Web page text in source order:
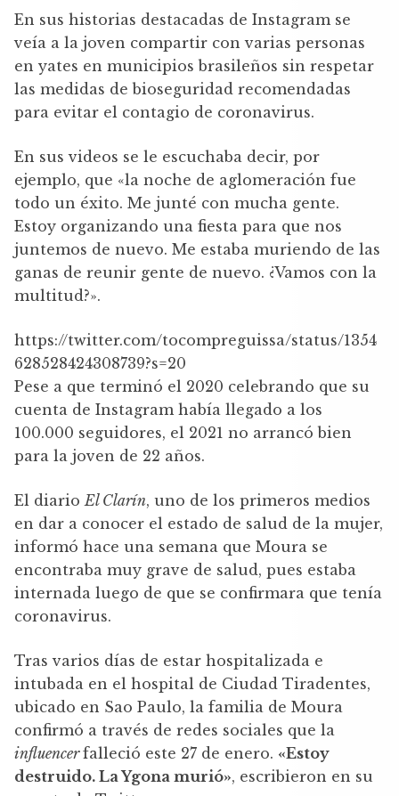
En sus historias destacadas de Instagram se
veía a la joven compartir con varias personas
en yates en municipios brasileños sin respetar
las medidas de bioseguridad recomendadas
para evitar el contagio de coronavirus.
En sus videos se le escuchaba decir, por
ejemplo, que «la noche de aglomeración fue
todo un éxito. Me junté con mucha gente.
Estoy organizando una fiesta para que nos
juntemos de nuevo. Me estaba muriendo de las
ganas de reunir gente de nuevo. ¿Vamos con la
multitud?».
https://twitter.com/tocompreguissa/status/1354
628528424308739?s=20
Pese a que terminó el 2020 celebrando que su
cuenta de Instagram había llegado a los
100.000 seguidores, el 2021 no arrancó bien
para la joven de 22 años.
El diario El Clarín, uno de los primeros medios
en dar a conocer el estado de salud de la mujer,
informó hace una semana que Moura se
encontraba muy grave de salud, pues estaba
internada luego de que se confirmara que tenía
coronavirus.
Tras varios días de estar hospitalizada e
intubada en el hospital de Ciudad Tiradentes,
ubicado en Sao Paulo, la familia de Moura
confirmó a través de redes sociales que la
influencerfalleció este 27 de enero. «Estoy
destruido. La Ygona murió», escribieron en su